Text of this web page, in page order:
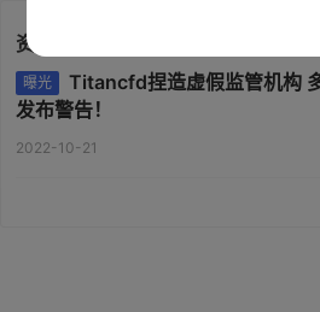
3. 审核通过后，您的账号就注册成功了。
4. 为您的账户注资并开始在此平台上进
申请费用
该经纪人收取的费用包括点差、佣金、
资讯
曝光
Titancfd捏造虚假监管机构
发布警告！
2022-10-21